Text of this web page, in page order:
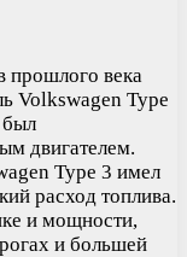
прошлого века
Volkswagen Type
был
двигателем.
Type 3 имел
расход топлива.
и мощности,
и большей